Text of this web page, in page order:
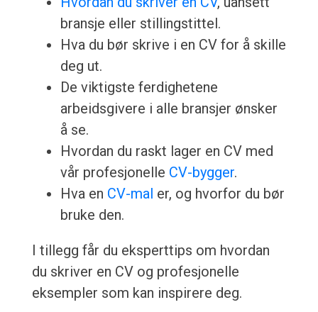
bransje eller stillingstittel.
Hva du bør skrive i en CV for å skille
deg ut.
De viktigste ferdighetene
arbeidsgivere i alle bransjer ønsker
å se.
Hvordan du raskt lager en CV med
vår profesjonelle CV-bygger.
Hva en CV-mal er, og hvorfor du bør
bruke den.
I tillegg får du eksperttips om hvordan
du skriver en CV og profesjonelle
eksempler som kan inspirere deg.